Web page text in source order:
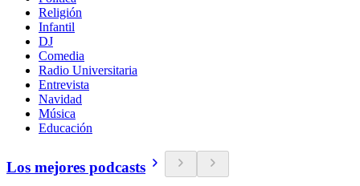
Religión
Infantil
DJ
Comedia
Radio Universitaria
Entrevista
Navidad
Música
Educación
Los mejores podcasts